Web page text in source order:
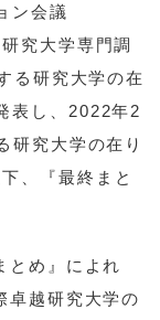
ン会議
究大学専門調
る研究大学の在
表し、2022年2
研究大学の在り
下、『最終まと
とめ』によれ
卓越研究大学の